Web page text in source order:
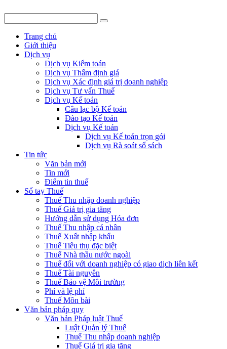
Trang chủ
Giới thiệu
Dịch vụ
Dịch vụ Kiểm toán
Dịch vụ Thẩm định giá
Dịch vụ Xác định giá trị doanh nghiệp
Dịch vụ Tư vấn Thuế
Dịch vụ Kế toán
Câu lạc bộ Kế toán
Đào tạo Kế toán
Dịch vụ Kế toán
Dịch vụ Kế toán trọn gói
Dịch vụ Rà soát sổ sách
Tin tức
Văn bản mới
Tin mới
Điểm tin thuế
Sổ tay Thuế
Thuế Thu nhập doanh nghiệp
Thuế Giá trị gia tăng
Hướng dẫn sử dụng Hóa đơn
Thuế Thu nhập cá nhân
Thuế Xuất nhập khẩu
Thuế Tiêu thụ đặc biệt
Thuế Nhà thầu nước ngoài
Thuế đối với doanh nghiệp có giao dịch liên kết
Thuế Tài nguyên
Thuế Bảo vệ Môi trường
Phí và lệ phí
Thuế Môn bài
Văn bản pháp quy
Văn bản Pháp luật Thuế
Luật Quản lý Thuế
Thuế Thu nhập doanh nghiệp
Thuế Giá trị gia tăng